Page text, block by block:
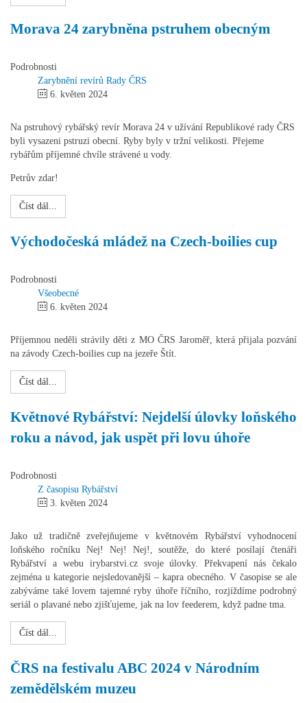
Morava 24 zarybněna pstruhem obecným
Podrobnosti
Zarybnění revírů Rady ČRS
6. květen 2024
Na pstruhový rybářský revír Morava 24 v užívání Republikové rady ČRS
byli vysazeni pstruzi obecní. Ryby byly v tržní velikosti. Přejeme
rybářům příjemné chvíle strávené u vody.
Petrův zdar!
Číst dál...
Východočeská mládež na Czech-boilies cup
Podrobnosti
Všeobecné
6. květen 2024
Příjemnou neděli strávily děti z MO ČRS Jaroměř, která přijala pozvání
na závody Czech-boilies cup na jezeře Štít.
Číst dál...
Květnové Rybářství: Nejdelší úlovky loňského
roku a návod, jak uspět při lovu úhoře
Podrobnosti
Z časopisu Rybářství
3. květen 2024
Jako už tradičně zveřejňujeme v květnovém Rybářství vyhodnocení
loňského ročníku Nej! Nej! Nej!, soutěže, do které posílají čtenáři
Rybářství a webu irybarstvi.cz svoje úlovky. Překvapení nás čekalo
zejména u kategorie nejsledovanější – kapra obecného. V časopise se ale
zabýváme také lovem tajemné ryby úhoře říčního, rozjíždíme podrobný
seriál o plavané nebo zjišťujeme, jak na lov feederem, když padne tma.
Číst dál...
ČRS na festivalu ABC 2024 v Národním
zemědělském muzeu